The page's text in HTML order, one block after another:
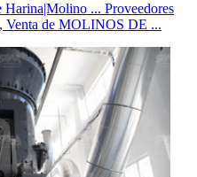
... Proveedores
de MOLINOS DE ...